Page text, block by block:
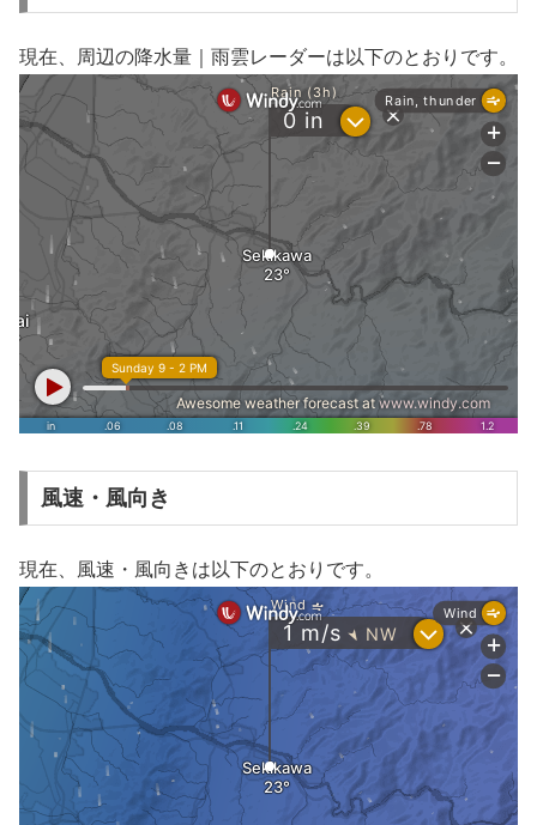
現在、周辺の降水量｜雨雲レーダーは以下のとおりです。
風速・風向き
現在、風速・風向きは以下のとおりです。